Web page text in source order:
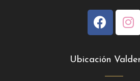
Ubicación